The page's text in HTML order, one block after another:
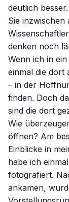
deutlich
Sie
denken noch
Wenn ich in
einmal die dort
– in der
finden. Doch
sind die dort
Wie
öffnen? Am
Einblicke in
habe ich
fotografiert.
ankamen,